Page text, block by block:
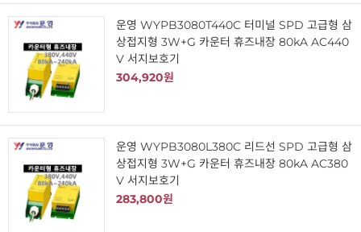
운영 WYPB3080T440C 터미널 SPD 고급형 삼
상접지형 3W+G 카운터 휴즈내장 80kA AC440
V 서지보호기
304,920원
운영 WYPB3080L380C 리드선 SPD 고급형 삼
상접지형 3W+G 카운터 휴즈내장 80kA AC380
V 서지보호기
283,800원